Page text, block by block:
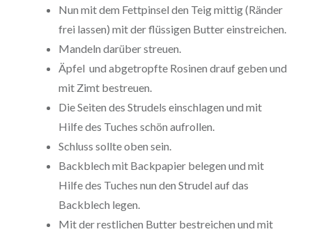
Nun mit dem Fettpinsel den Teig mittig (Ränder
frei lassen) mit der flüssigen Butter einstreichen.
Mandeln darüber streuen.
Äpfel und abgetropfte Rosinen drauf geben und
mit Zimt bestreuen.
Die Seiten des Strudels einschlagen und mit
Hilfe des Tuches schön aufrollen.
Schluss sollte oben sein.
Backblech mit Backpapier belegen und mit
Hilfe des Tuches nun den Strudel auf das
Backblech legen.
Mit der restlichen Butter bestreichen und mit